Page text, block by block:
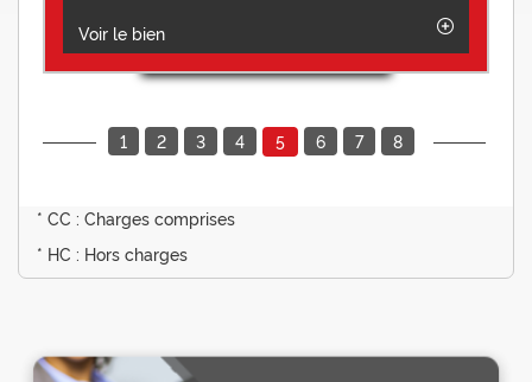
Voir le bien
1 2 3 4 5 6 7 8
* CC : Charges comprises
* HC : Hors charges